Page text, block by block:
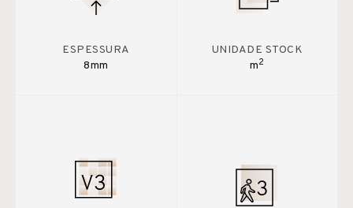
ESPESSURA
8mm
UNIDADE STOCK
m2